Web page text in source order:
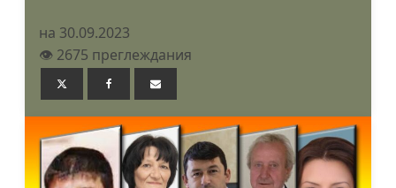
на 30.09.2023
👁️ 2675 преглеждания